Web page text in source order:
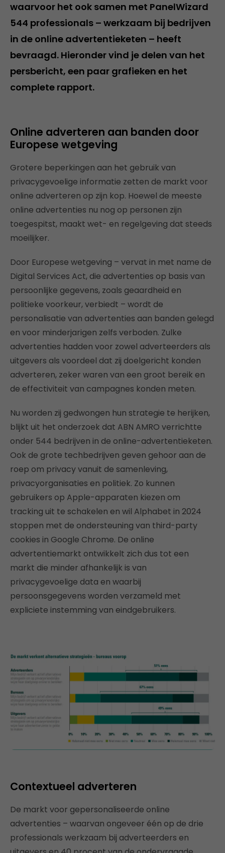
waarvoor het ook samen met PanelWizard
544 professionals – werkzaam bij bedrijven
in de online advertentieketen – heeft
bevraagd. Hieronder vind je delen van het
persbericht, een paar grafieken en het
complete rapport.
Online adverteren aan banden door
Europese wetgeving
Grotere beperkingen aan het gebruik van
privacygevoelige informatie zetten de markt voor
online adverteren op zijn kop. Hoewel de meeste
online advertenties nu nog op personen zijn
toegespitst, maakt wet- en regelgeving dat steeds
moeilijker.
Door Europese wetgeving – vervat in met name de
Digital Services Act, die advertenties op basis van
persoonlijke gegevens, zoals geaardheid en
politieke voorkeur, verbiedt – wordt de
personalisatie van advertenties aan banden gelegd
en voor minderjarigen zelfs verboden. Zulke
advertenties hadden voor zowel adverteerders als
uitgevers als voordeel dat zij doelgericht konden
adverteren, zeker waren van een groot bereik en
de effectiviteit van campagnes konden meten.
Nu worden zij gedwongen hun strategie te herijken,
blijkt uit het onderzoek dat ABN AMRO verrichtte
onder 544 bedrijven in de online-advertentieketen.
Ook de grote techbedrijven geven gehoor aan de
roep om privacy vanuit de samenleving,
privacyorganisaties en politiek. Zo kunnen
gebruikers op Apple-apparaten kiezen om
tracking uit te schakelen en wil Alphabet in 2024
stoppen met de ondersteuning van third-party
cookies in Google Chrome. De online
advertentiemarkt ontwikkelt zich dus tot een
markt die minder afhankelijk is van
privacygevoelige data en waarbij
persoonsgegevens worden verzameld met
expliciete instemming van eindgebruikers.
Contextueel adverteren
De markt voor gepersonaliseerde online
advertenties – waarvan ongeveer één op de drie
professionals werkzaam bij adverteerders en